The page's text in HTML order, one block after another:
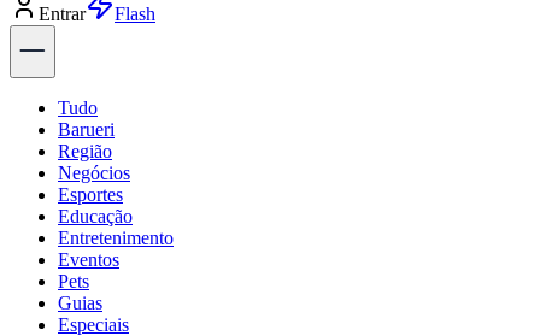
Entrar
Explorar
Tudo
Barueri
Região
Negócios
Esportes
Educação
Entretenimento
Eventos
Pets
Guias
Especiais